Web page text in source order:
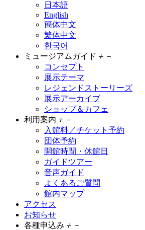
日本語
English
簡体中文
繁体中文
한국어
ミュージアムガイド ＋ －
コンセプト
展示テーマ
レジェンドストーリーズ
展示アーカイブ
ショップ＆カフェ
利用案内 ＋ －
入館料／チケット予約
団体予約
開館時間・休館日
ガイドツアー
音声ガイド
よくあるご質問
館内マップ
アクセス
お知らせ
各種申込み ＋ －